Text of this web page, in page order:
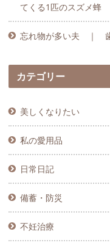
てくる1匹のスズメ蜂
忘れ物が多い夫 ｜
カテゴリー
美しくなりたい
私の愛用品
日常日記
備蓄・防災
不妊治療